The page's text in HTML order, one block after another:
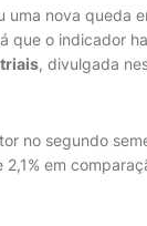
nova queda
que o indicador
, divulgada
no segundo
em